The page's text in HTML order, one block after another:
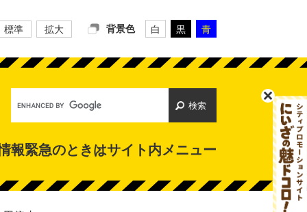
標準 拡大 背景色 白 黒 青
タ
検
索
報緊急のときはサイト内メニュー